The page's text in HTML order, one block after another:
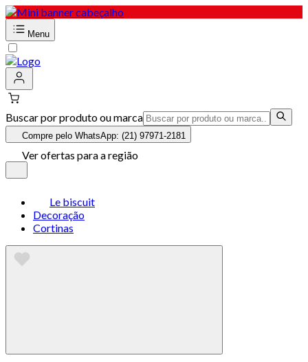
Menu
Buscar por produto ou marca
Compre pelo WhatsApp: (21) 97971-2181
Ver ofertas para a região
Le biscuit
Decoração
Cortinas